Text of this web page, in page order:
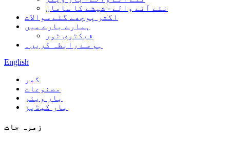
نئے آنے والے - شیشے کا سامان
اکثر پوچھے گئے سوالات
ہمارے بارے میں
فیکٹری ٹور
ہم سے رابطہ کریں۔
English
گھر
مصنوعات
بار ویئر
بار کیڈیز
زمرہ جات